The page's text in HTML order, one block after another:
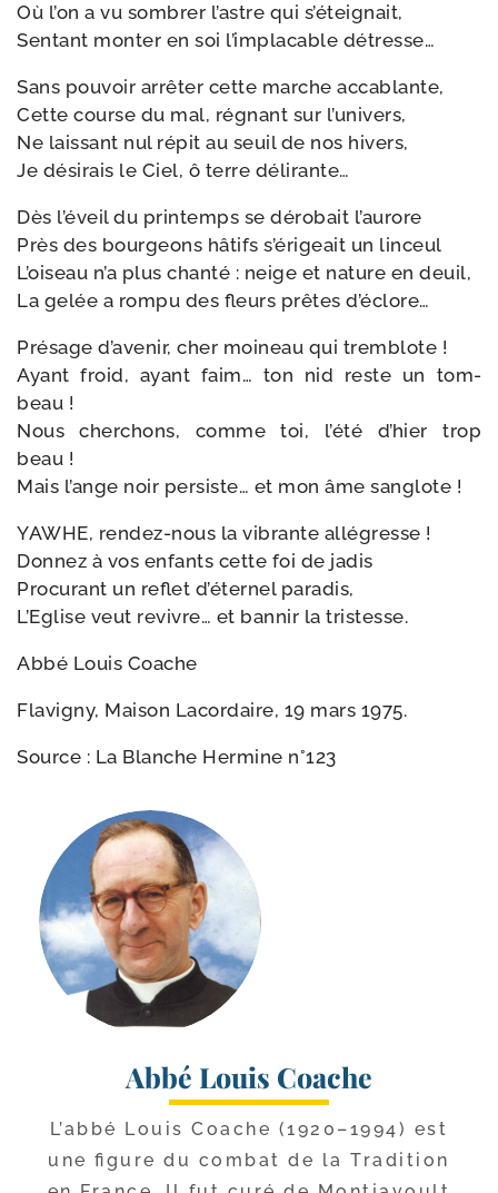
Où l’on a vu som­brer l’astre qui s’é­tei­gnait,
Sentant mon­ter en soi l’im­pla­cable détresse…
Sans pou­voir arrê­ter cette marche acca­blante,
Cette course du mal, régnant sur l’u­ni­vers,
Ne lais­sant nul répit au seuil de nos hivers,
Je dési­rais le Ciel, ô terre délirante…
Dès l’é­veil du prin­temps se déro­bait l’au­rore
Près des bour­geons hâtifs s’é­ri­geait un lin­ceul
L’oiseau n’a plus chan­té : neige et nature en deuil,
La gelée a rom­pu des fleurs prêtes d’éclore…
Présage d’a­ve­nir, cher moi­neau qui trem­blote !
Ayant froid, ayant faim… ton nid reste un tom­
beau !
Nous cher­chons, comme toi, l’é­té d’hier trop
beau !
Mais l’ange noir per­siste… et mon âme sanglote !
YAWHE, rendez-​nous la vibrante allé­gresse !
Donnez à vos enfants cette foi de jadis
Procurant un reflet d’é­ter­nel para­dis,
L’Eglise veut revivre… et ban­nir la tristesse.
Abbé Louis Coache
Flavigny, Maison Lacordaire, 19 mars 1975.
Source : La Blanche Hermine n°123
Abbé Louis Coache
L’abbé Louis Coache (1920–1994) est
une figure du com­bat de la Tradition